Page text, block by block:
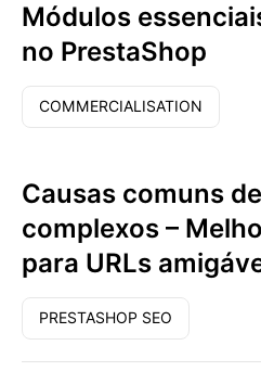
Módulos
no PrestaShop
COMMERCIALISATION
Causas comuns
complexos –
para URLs
PRESTASHOP SEO